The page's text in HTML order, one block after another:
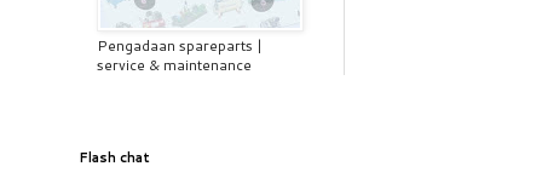
Pengadaan spareparts |
service & maintenance
Flash chat